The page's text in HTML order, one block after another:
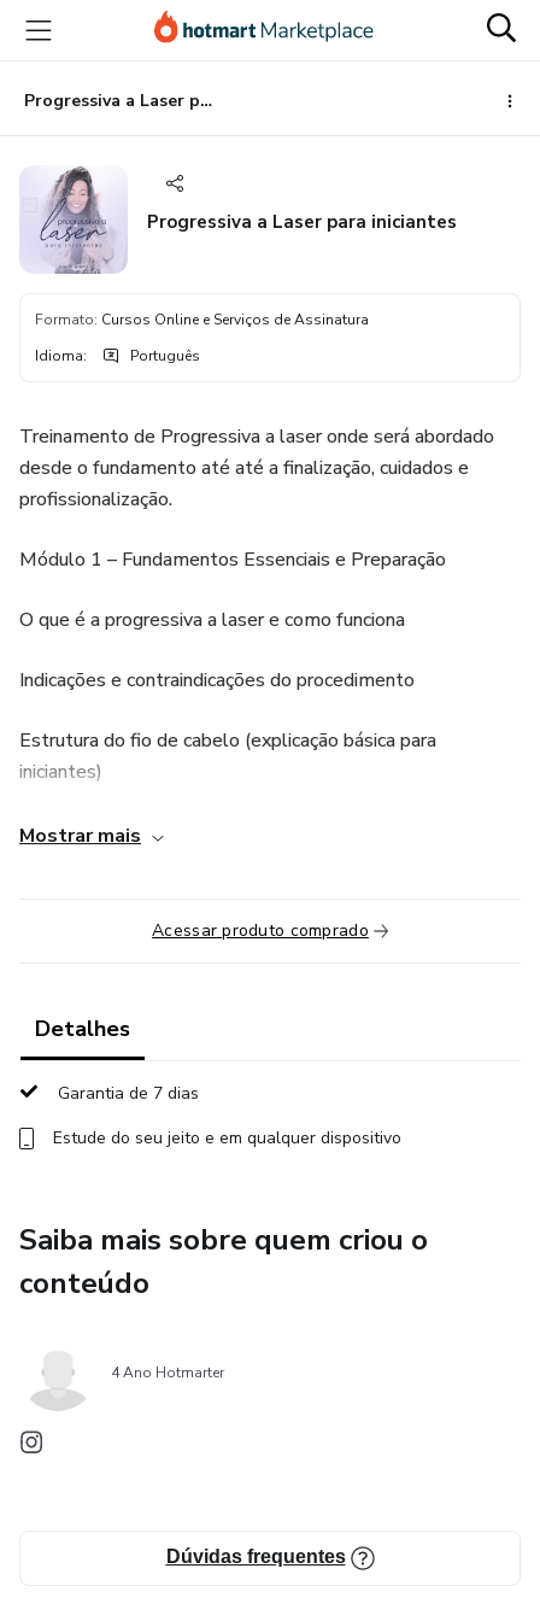
para
conteúdo
principal
para
pagamento
para
rodapé
Progressiva a Laser para iniciantes
Progressiva a Laser para iniciantes
Formato: Cursos Online e Serviços de Assinatura
Idioma: Português
Treinamento de Progressiva a laser onde será abordado
desde o fundamento até até a finalização, cuidados e
profissionalização.
Módulo 1 – Fundamentos Essenciais e Preparação
O que é a progressiva a laser e como funciona
Indicações e contraindicações do procedimento
Estrutura do fio de cabelo (explicação básica para
iniciantes)
Produtos e equipamentos necessários (laser, escova,
Diagnóstico capilar: como avaliar se o cabelo pode receber
Higienização e preparação do fio (lavagem, divisão em
Abordagem: Teoria objetiva + demonstração rápida de
diagnóstico e preparação.
Prático)
Aplicação correta do produto redutor
Secagem do cabelo antes da aplicação do laser
Finalização do cabelo com brilho e alinhamento
Mostrar mais
Acessar produto comprado
Detalhes
Garantia de 7 dias
Estude do seu jeito e em qualquer dispositivo
Saiba mais sobre quem criou o
conteúdo
4 Ano Hotmarter
Dúvidas frequentes